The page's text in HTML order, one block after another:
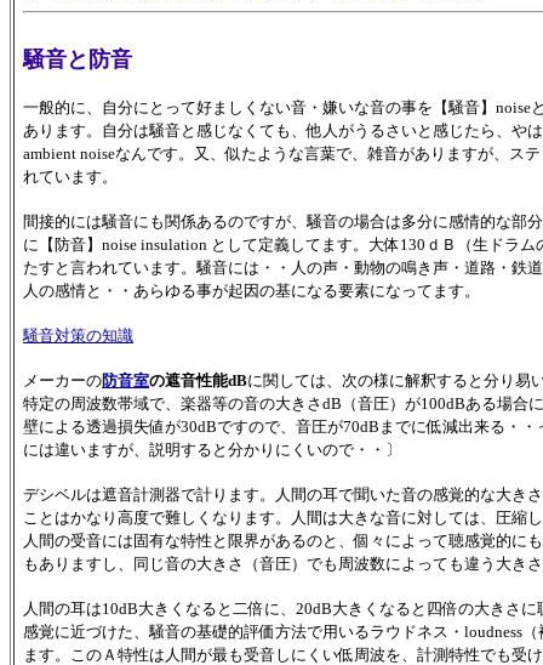
騒音と防音
一般的に、自分にとって好ましくない音・嫌いな音の事を【騒音】
あります。自分は騒音と感じなくても、他人がうるさいと感じたら、や
ambient noiseなんです。又、似たような言葉で、雑音がありますが、ス
れています。
間接的には騒音にも関係あるのですが、騒音の場合は多分に感情的な部
に【防音】noise insulation として定義してます。大体130ｄＢ（生ドラ
たすと言われています。騒音には・・人の声・動物の鳴き声・道路・鉄
人の感情と・・あらゆる事が起因の基になる要素になってます。
騒音対策の知識
メーカーの防音室の遮音性能dBに関しては、次の様に解釈すると分り易
特定の周波数帯域で、楽器等の音の大きさdB（音圧）が100dBある場合
壁による透過損失値が30dBですので、音圧が70dBまでに低減出来る・
には違いますが、説明すると分かりにくいので・・〕
デシベルは遮音計測器で計ります。人間の耳で聞いた音の感覚的な大き
ことはかなり高度で難しくなります。人間は大きな音に対しては、圧縮
人間の受音には固有な特性と限界があるのと、個々によって聴感覚的に
もありますし、同じ音の大きさ（音圧）でも周波数によっても違う大き
人間の耳は10dB大きくなると二倍に、20dB大きくなると四倍の大きさ
感覚に近づけた、騒音の基礎的評価方法で用いるラウドネス・loudness
ます。このＡ特性は人間が最も受音しにくい低周波を、計測特性でも受